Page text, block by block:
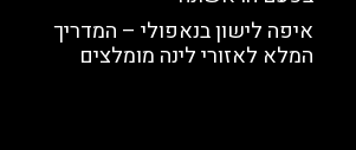
איפה לישון בנאפולי – המדריך
המלא לאזורי לינה מומלצים